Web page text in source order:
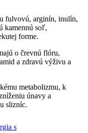
fulvovú, arginín, inulín,
kamennú soľ,
forme.
o črevnú flóru,
a zdravú výživu a
metabolizmu, k
únavy a
slizníc.